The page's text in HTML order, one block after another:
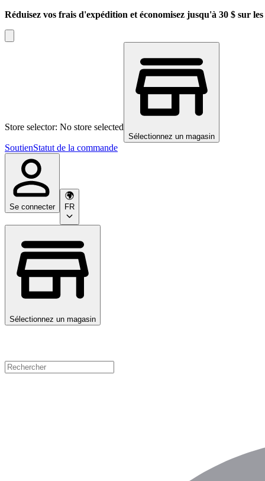
Réduisez vos frais d'expédition et économisez jusqu'à 30 $ sur
Store selector: No store selected
Sélectionnez un magasin
SoutienStatut de la commande
Se connecter FR
Sélectionnez un magasin